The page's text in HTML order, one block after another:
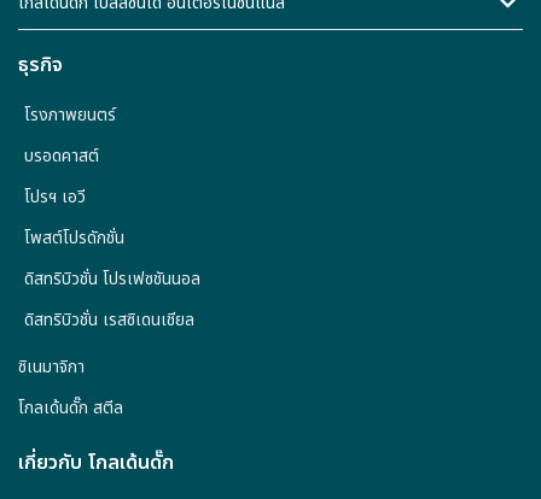
ธุรกิจ
ดิสทริบิวชั่น เรสซิเดนเชียล
ดิสทริบิวชั่น โปรเฟซชันนอล
โพสต์โปรดักชั่น
โปรฯ เอวี
บรอดคาสต์
โรงภาพยนตร์
ซิเนมาจิกา
โกลเด้นดั๊ก สตีล
เกี่ยวกับ โกลเด้นดั๊ก